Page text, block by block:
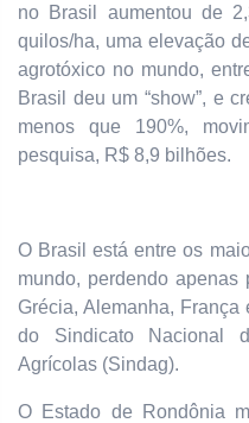
no Brasil aumentou de
quilos/ha, uma elevação
agrotóxico no mundo,
Brasil deu um “show”, e
menos que 190%,
pesquisa, R$ 8,9 bilhões.
O Brasil está entre os
mundo, perdendo
Grécia, Alemanha,
do Sindicato Nacional
Agrícolas (Sindag).
O Estado de Rondônia